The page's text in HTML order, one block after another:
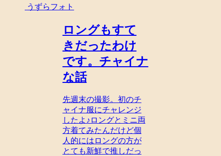
うずらフォト
ロングもすて
きだったわけ
です。チャイナ
な話
先週末の撮影。初のチ
ャイナ服にチャレンジ
したよ♪ロングとミニ両
方着てみたんだけど個
人的にはロングの方が
とても新鮮で推しだっ